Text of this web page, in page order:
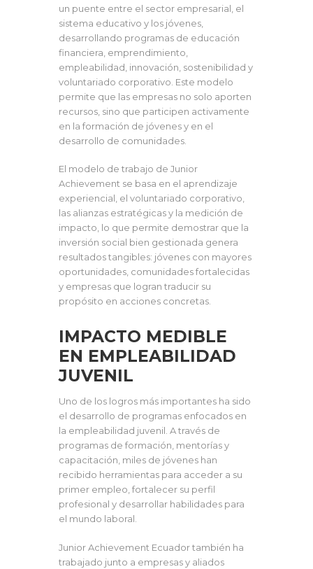
un puente entre el sector empresarial, el
sistema educativo y los jóvenes,
desarrollando programas de educación
financiera, emprendimiento,
empleabilidad, innovación, sostenibilidad y
voluntariado corporativo. Este modelo
permite que las empresas no solo aporten
recursos, sino que participen activamente
en la formación de jóvenes y en el
desarrollo de comunidades.
El modelo de trabajo de Junior
Achievement se basa en el aprendizaje
experiencial, el voluntariado corporativo,
las alianzas estratégicas y la medición de
impacto, lo que permite demostrar que la
inversión social bien gestionada genera
resultados tangibles: jóvenes con mayores
oportunidades, comunidades fortalecidas
y empresas que logran traducir su
propósito en acciones concretas.
IMPACTO MEDIBLE
EN EMPLEABILIDAD
JUVENIL
Uno de los logros más importantes ha sido
el desarrollo de programas enfocados en
la empleabilidad juvenil. A través de
programas de formación, mentorías y
capacitación, miles de jóvenes han
recibido herramientas para acceder a su
primer empleo, fortalecer su perfil
profesional y desarrollar habilidades para
el mundo laboral.
Junior Achievement Ecuador también ha
trabajado junto a empresas y aliados